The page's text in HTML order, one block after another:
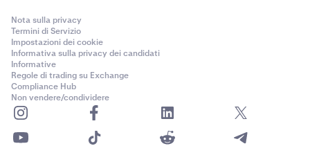
Nota sulla privacy
Termini di Servizio
Impostazioni dei cookie
Informativa sulla privacy dei candidati
Informative
Regole di trading su Exchange
Compliance Hub
Non vendere/condividere